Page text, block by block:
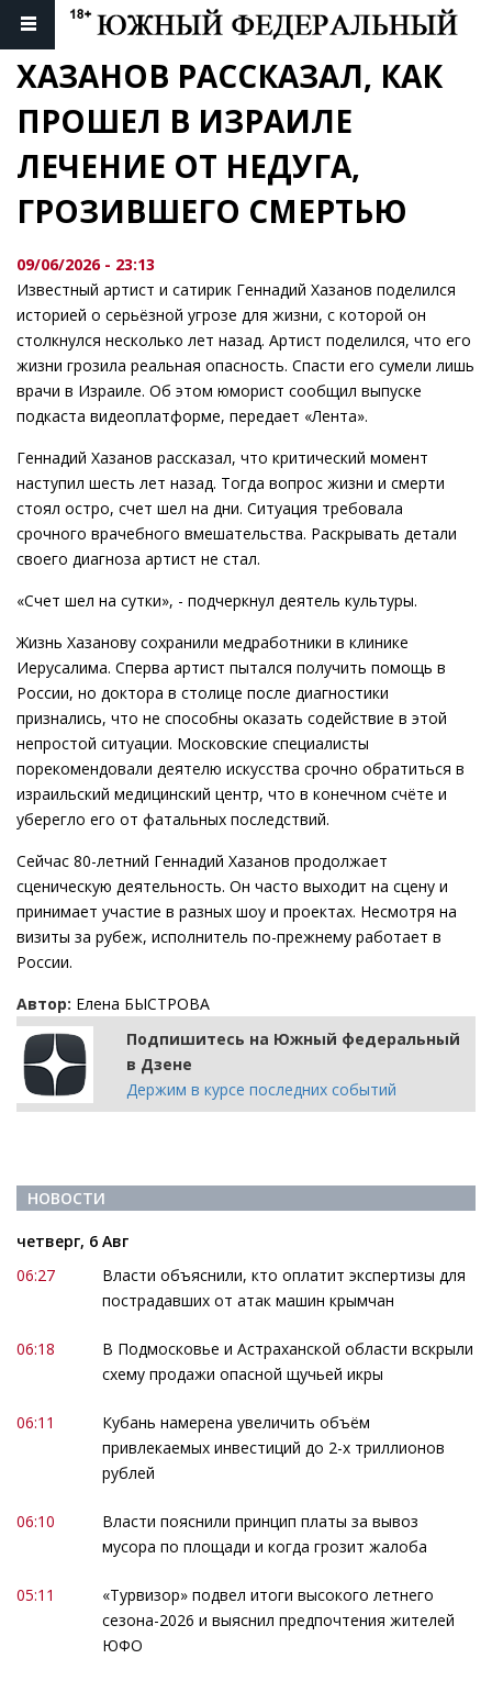
ХАЗАНОВ РАССКАЗАЛ, КАК
ПРОШЕЛ В ИЗРАИЛЕ
ЛЕЧЕНИЕ ОТ НЕДУГА,
ГРОЗИВШЕГО СМЕРТЬЮ
09/06/2026 - 23:13
Известный артист и сатирик Геннадий Хазанов поделился
историей о серьёзной угрозе для жизни, с которой он
столкнулся несколько лет назад. Артист поделился, что его
жизни грозила реальная опасность. Спасти его сумели лишь
врачи в Израиле. Об этом юморист сообщил выпуске
подкаста видеоплатформе, передает «Лента».
Геннадий Хазанов рассказал, что критический момент
наступил шесть лет назад. Тогда вопрос жизни и смерти
стоял остро, счет шел на дни. Ситуация требовала
срочного врачебного вмешательства. Раскрывать детали
своего диагноза артист не стал.
«Счет шел на сутки», - подчеркнул деятель культуры.
Жизнь Хазанову сохранили медработники в клинике
Иерусалима. Сперва артист пытался получить помощь в
России, но доктора в столице после диагностики
признались, что не способны оказать содействие в этой
непростой ситуации. Московские специалисты
порекомендовали деятелю искусства срочно обратиться в
израильский медицинский центр, что в конечном счёте и
уберегло его от фатальных последствий.
Сейчас 80-летний Геннадий Хазанов продолжает
сценическую деятельность. Он часто выходит на сцену и
принимает участие в разных шоу и проектах. Несмотря на
визиты за рубеж, исполнитель по-прежнему работает в
России.
Автор: Елена БЫСТРОВА
Подпишитесь на Южный федеральный
в Дзене
Держим в курсе последних событий
НОВОСТИ
четверг, 6 Авг
06:27
Власти объяснили, кто оплатит экспертизы для
пострадавших от атак машин крымчан
06:18
В Подмосковье и Астраханской области вскрыли
схему продажи опасной щучьей икры
06:11
Кубань намерена увеличить объём
привлекаемых инвестиций до 2-х триллионов
рублей
06:10
Власти пояснили принцип платы за вывоз
мусора по площади и когда грозит жалоба
05:11
«Турвизор» подвел итоги высокого летнего
сезона-2026 и выяснил предпочтения жителей
ЮФО